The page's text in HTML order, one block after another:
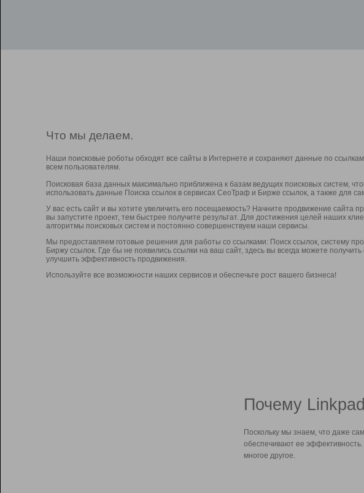
Что мы делаем.
Наши поисковые роботы обходят все сайты в Интернете и сохраняют данные по
всем пользователям.
Поисковая база данных максимально приближена к базам ведущих поисковых систем,
использовать данные Поиска ссылок в сервисах СеоТраф и Бирже ссылок, а также для
У вас есть сайт и вы хотите увеличить его посещаемость? Начните продвижение сайта
вы запустите проект, тем быстрее получите результат. Для достижения целей наших
алгоритмы поисковых систем и постоянно совершенствуем наши сервисы.
Мы предоставляем готовые решения для работы со ссылками: Поиск ссылок, систему
Биржу ссылок. Где бы не появились ссылки на ваш сайт, здесь вы всегда можете
улучшить эффективность продвижения.
Используйте все возможности наших сервисов и обеспечьте рост вашего бизнеса!
Почему
Поскольку мы знаем, что даже
обеспечивают ее
многое другое.